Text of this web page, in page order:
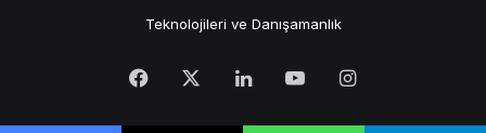
Teknolojileri ve Danışamanlık
Facebook LinkedInYouTubeInstagram